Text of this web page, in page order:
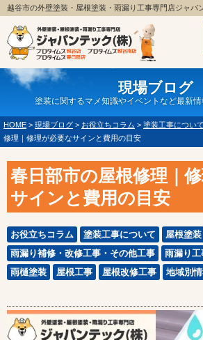
越谷市の外壁塗装・屋根塗装・雨漏り工事専門店ジャパ
現場ブログ
塗装に関するマメ知識やイベントなど最新
HOME > 現場ブログ > お役立ちコラム > 塗装工事について
修理｜修理が必要なサインと費用の目安
春日部市の屋根修理｜
サインと費用の目安
お役立ちコラム 塗装工事について
屋根塗装
雨漏り補修・改修工事・その他工事
雨漏り工
雨樋塗装
屋根工事 屋根改修工事 地域別